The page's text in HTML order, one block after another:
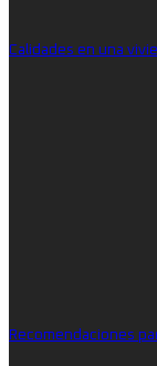
Calidades en una
Recomendaciones